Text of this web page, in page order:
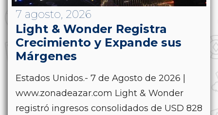
7 agosto, 2026
Light & Wonder Registra
Crecimiento y Expande sus
Márgenes
Estados Unidos.- 7 de Agosto de 2026 |
www.zonadeazar.com Light & Wonder
registró ingresos consolidados de USD 828